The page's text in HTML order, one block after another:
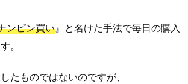
ンピン買い』と名けた手法で毎日の購入
。
たものではないのですが、